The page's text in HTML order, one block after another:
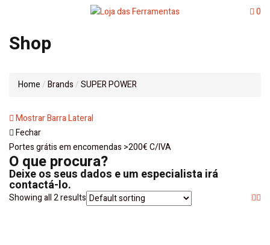
0
Shop
Home Brands SUPER POWER
Mostrar Barra Lateral
Fechar
Portes grátis em encomendas >200€ C/IVA
O que procura?
Deixe os seus dados e um especialista irá
contactá-lo.
Showing all 2 results